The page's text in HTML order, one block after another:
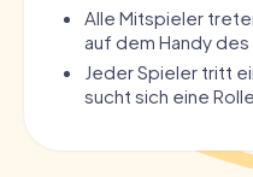
Alle Mitspieler
auf dem Handy
Jeder Spieler tritt
sucht sich eine Rolle